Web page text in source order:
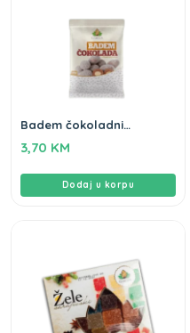
Badem čokoladni
3,70 KM
Dodaj u korpu